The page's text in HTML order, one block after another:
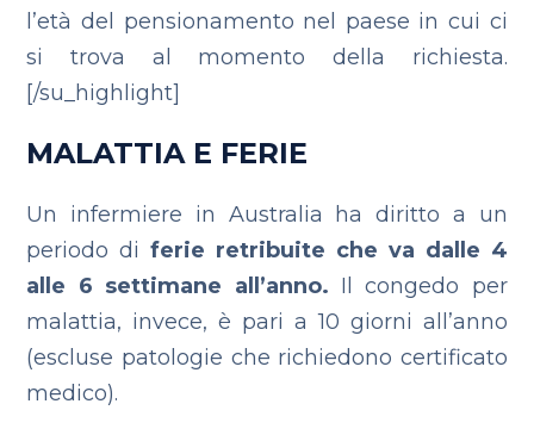
l’età del pensionamento nel paese in cui ci
si trova al momento della richiesta.
[/su_highlight]
MALATTIA E FERIE
Un infermiere in Australia ha diritto a un
periodo diferie retribuite che va dalle 4
alle 6 settimane all’anno. Il congedo per
malattia, invece, è pari a 10 giorni all’anno
(escluse patologie che richiedono certificato
medico).